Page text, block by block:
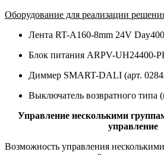
Оборудование для реализации
Лента RT-A160-8mm 24V
Блок питания ARPV-UH24400-
Диммер SMART-DALI (арт.
Выключатель возвратного типа
Управление несколькими
управление
Возможность управления